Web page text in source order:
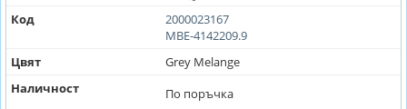
Код
2000023167
MBE-4142209.9
Цвят
Grey Melange
Наличност
По поръчка